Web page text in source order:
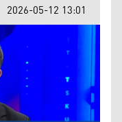
2026-05-12 13:01